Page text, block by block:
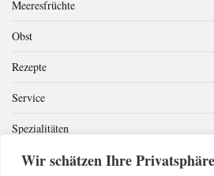
Wir schätzen Ihre Privatsphäre
Meeresfrüchte
Obst
Rezepte
Service
Spezialitäten
Superfood